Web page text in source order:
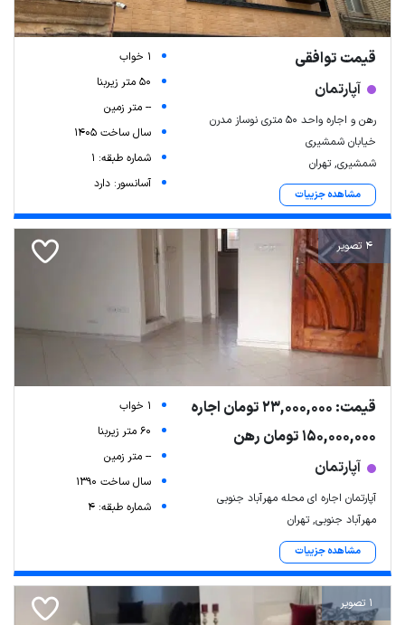
قیمت توافقی
آپارتمان
رهن و اجاره واحد ۵۰ متری نوساز مدرن
خیابان شمشیری
شمشیری, تهران
مشاهده جزییات
1 خواب
50 متر زیربنا
-- متر زمین
سال ساخت 1405
شماره طبقه: 1
آسانسور: دارد
4 تصویر
قیمت: 23,000,000 تومان اجاره
150,000,000 تومان رهن
آپارتمان
آپارتمان اجاره ای محله مهرآباد جنوبی
مهرآباد جنوبی, تهران
مشاهده جزییات
1 خواب
60 متر زیربنا
-- متر زمین
سال ساخت 1390
شماره طبقه: 4
1 تصویر